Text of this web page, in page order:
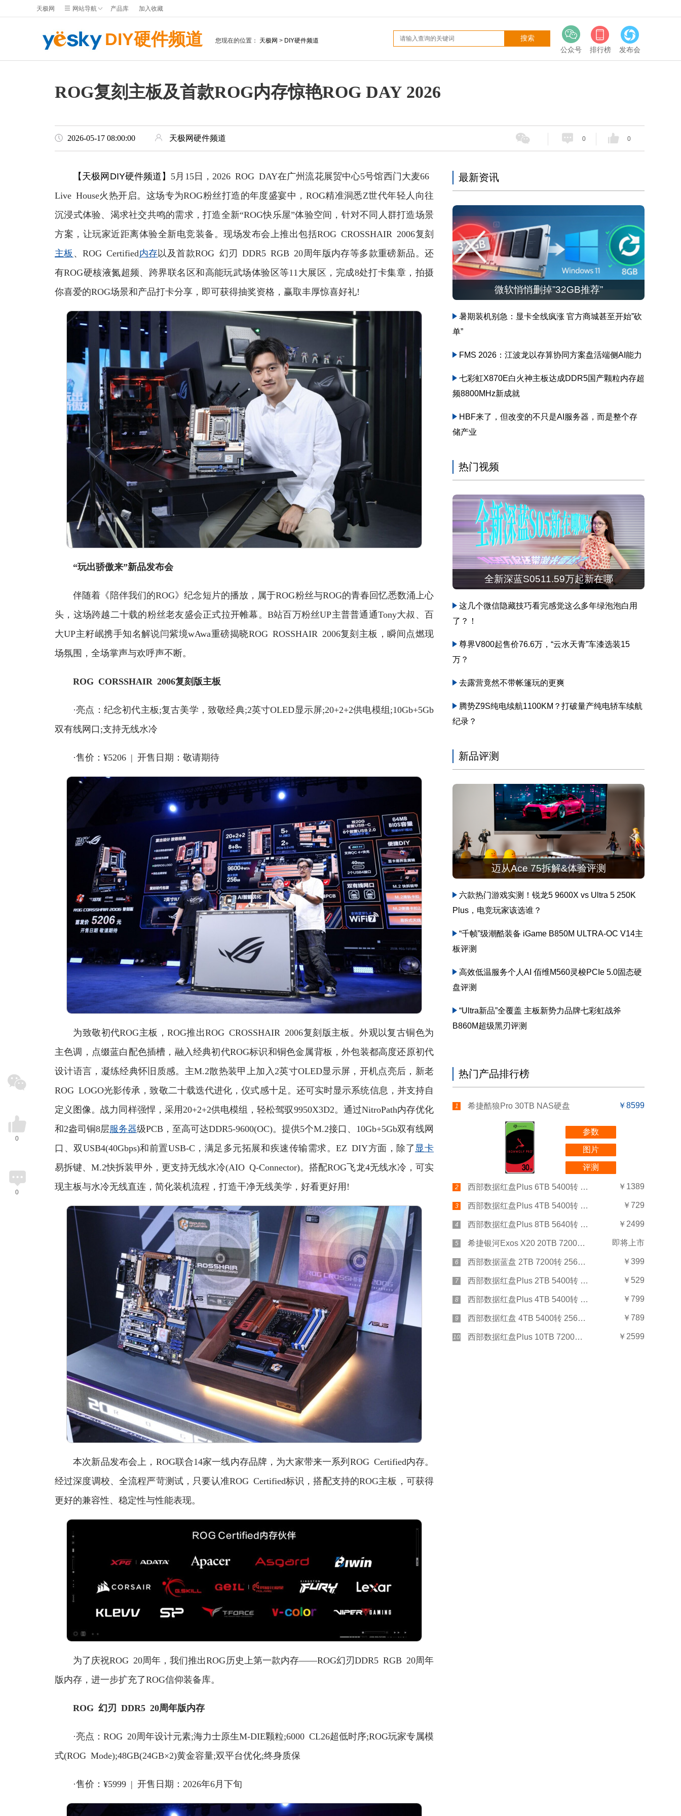
天极网 网站导航 产品库 加入收藏
DIY硬件频道 您现在的位置： 天极网 > DIY硬件频道
公众号 排行榜 发布会
ROG复刻主板及首款ROG内存惊艳ROG DAY 2026
2026-05-17 08:00:00 天极网硬件频道 0 0
【天极网DIY硬件频道】 5月15日，2026 ROG DAY在广州流花展贸中心5号馆西门大麦66
Live House火热开启。这场专为ROG粉丝打造的年度盛宴中，ROG精准洞悉Z世代年轻人向往
沉浸式体验、渴求社交共鸣的需求，打造全新“ROG快乐屋”体验空间，针对不同人群打造场景
方案，让玩家近距离体验全新电竞装备。现场发布会上推出包括ROG CROSSHAIR 2006复刻
主板 、ROG Certified内存以及首款ROG 幻刃 DDR5 RGB 20周年版内存等多款重磅新品。还
有ROG硬核液氮超频、跨界联名区和高能玩武场体验区等11大展区，完成8处打卡集章，拍摄
你喜爱的ROG场景和产品打卡分享，即可获得抽奖资格，赢取丰厚惊喜好礼!
“玩出骄傲来”新品发布会
伴随着《陪伴我们的ROG》纪念短片的播放，属于ROG粉丝与ROG的青春回忆悉数涌上心
头，这场跨越二十载的粉丝老友盛会正式拉开帷幕。B站百万粉丝UP主普普通通Tony大叔、百
大UP主籽岷携手知名解说闫紫境wAwa重磅揭晓ROG ROSSHAIR 2006复刻主板，瞬间点燃现
场氛围，全场掌声与欢呼声不断。
ROG CORSSHAIR 2006复刻版主板
·亮点：纪念初代主板;复古美学，致敬经典;2英寸OLED显示屏;20+2+2供电模组;10Gb+5Gb
双有线网口;支持无线水冷
·售价：¥5206 | 开售日期：敬请期待
为致敬初代ROG主板，ROG推出ROG CROSSHAIR 2006复刻版主板。外观以复古铜色为
主色调，点缀蓝白配色插槽，融入经典初代ROG标识和铜色金属背板，外包装都高度还原初代
设计语言，凝练经典怀旧质感。主M.2散热装甲上加入2英寸OLED显示屏，开机点亮后，新老
ROG LOGO光影传承，致敬二十载迭代进化，仪式感十足。还可实时显示系统信息，并支持自
定义图像。战力同样强悍，采用20+2+2供电模组，轻松驾驭9950X3D2。通过NitroPath内存优化
和2盎司铜8层服务器级PCB，至高可达DDR5-9600(OC)。提供5个M.2接口、10Gb+5Gb双有线网
口、双USB4(40Gbps)和前置USB-C，满足多元拓展和疾速传输需求。EZ DIY方面，除了 显卡
易拆键、M.2快拆装甲外，更支持无线水冷(AIO Q-Connector)。搭配ROG飞龙4无线水冷，可实
现主板与水冷无线直连，简化装机流程，打造干净无线美学，好看更好用!
本次新品发布会上，ROG联合14家一线内存品牌，为大家带来一系列ROG Certified内存。
经过深度调校、全流程严苛测试，只要认准ROG Certified标识，搭配支持的ROG主板，可获得
更好的兼容性、稳定性与性能表现。
为了庆祝ROG 20周年，我们推出ROG历史上第一款内存——ROG幻刃DDR5 RGB 20周年
版内存，进一步扩充了ROG信仰装备库。
ROG 幻刃 DDR5 20周年版内存
·亮点：ROG 20周年设计元素;海力士原生M-DIE颗粒;6000 CL26超低时序;ROG玩家专属模
式(ROG Mode);48GB(24GB×2)黄金容量;双平台优化;终身质保
·售价：¥5999 | 开售日期：2026年6月下旬
最新资讯
微软悄悄删掉”32GB推荐”
暑期装机别急：显卡全线疯涨 官方商城甚至开始”砍
单”
FMS 2026：江波龙以存算协同方案盘活端侧AI能力
七彩虹X870E白火神主板达成DDR5国产颗粒内存超
频8800MHz新成就
HBF来了，但改变的不只是AI服务器，而是整个存
储产业
热门视频
全新深蓝S0511.59万起新在哪
这几个微信隐藏技巧看完感觉这么多年绿泡泡白用
了？！
尊界V800起售价76.6万，“云水天青”车漆选装15
万？
去露营竟然不带帐篷玩的更爽
腾势Z9S纯电续航1100KM？打破量产纯电轿车续航
纪录？
新品评测
迈从Ace 75拆解&体验评测
六款热门游戏实测！锐龙5 9600X vs Ultra 5 250K
Plus，电竞玩家该选谁？
“千帧”级潮酷装备 iGame B850M ULTRA-OC V14主
板评测
高效低温服务个人AI 佰维M560灵梭PCIe 5.0固态硬
盘评测
“Ultra新品”全覆盖 主板新势力品牌七彩虹战斧
B860M超级黑刃评测
热门产品排行榜
1 希捷酷狼Pro 30TB NAS硬盘 ￥8599
参数
图片
评测
2 西部数据红盘Plus 6TB 5400转 256MB SATA3(WD60EFPX) ￥1389
3 西部数据红盘Plus 4TB 5400转 256MB SATA3(WD40EFPX) ￥729
4 西部数据红盘Plus 8TB 5640转 128MB SATA3(WD80EFZZ) ￥2499
5 希捷银河Exos X20 20TB 7200转 256MB SAS 即将上市
6 西部数据蓝盘 2TB 7200转 256MB SATA3(WD20EZBX) ￥399
7 西部数据红盘Plus 2TB 5400转 128MB SATA3(WD20EFZX) ￥529
8 西部数据红盘Plus 4TB 5400转 128MB SATA3(WD40EFZX) ￥799
9 西部数据红盘 4TB 5400转 256MB SATA3(WD40EFAX) ￥789
10 西部数据红盘Plus 10TB 7200转 256MB SATA3(WD101EFBX) ￥2599
0
0